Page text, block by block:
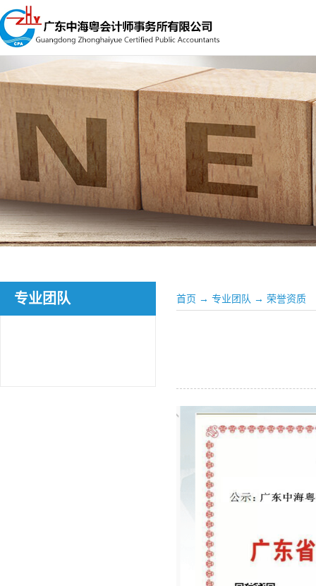
专业团队 首页 → 专业团队 → 荣誉资质